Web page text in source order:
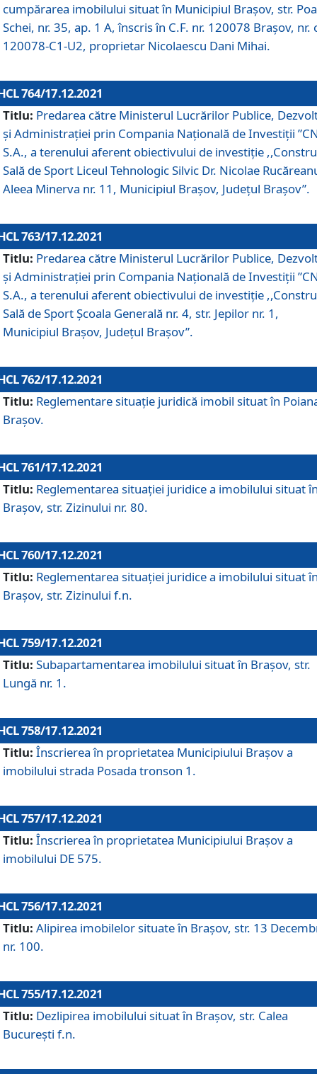
cumpărarea imobilului situat în Municipiul Braşov, str.
Schei, nr. 35, ap. 1 A, înscris în C.F. nr. 120078 Brașov, nr.
120078-C1-U2, proprietar Nicolaescu Dani Mihai.
764/17.12.2021
Titlu: Predarea către Ministerul Lucrărilor Publice,
și Administrației prin Compania Naţională de Investiţii
S.A., a terenului aferent obiectivului de investiţie
Sală de Sport Liceul Tehnologic Silvic Dr. Nicolae
Aleea Minerva nr. 11, Municipiul Brașov, Județul Brașov”.
763/17.12.2021
Titlu: Predarea către Ministerul Lucrărilor Publice,
și Administrației prin Compania Naţională de Investiţii
S.A., a terenului aferent obiectivului de investiție
Sală de Sport Școala Generală nr. 4, str. Jepilor nr. 1,
Municipiul Brașov, Județul Brașov”.
762/17.12.2021
Titlu: Reglementare situație juridică imobil situat în
Brașov.
761/17.12.2021
Titlu: Reglementarea situației juridice a imobilului situat
Brașov, str. Zizinului nr. 80.
760/17.12.2021
Titlu: Reglementarea situației juridice a imobilului situat
Brașov, str. Zizinului f.n.
759/17.12.2021
Titlu: Subapartamentarea imobilului situat în Brașov, str.
Lungă nr. 1.
758/17.12.2021
Titlu: Înscrierea în proprietatea Municipiului Brașov a
imobilului strada Posada tronson 1.
757/17.12.2021
Titlu: Înscrierea în proprietatea Municipiului Brașov a
imobilului DE 575.
756/17.12.2021
Titlu: Alipirea imobilelor situate în Brașov, str. 13
nr. 100.
755/17.12.2021
Titlu: Dezlipirea imobilului situat în Brașov, str. Calea
București f.n.